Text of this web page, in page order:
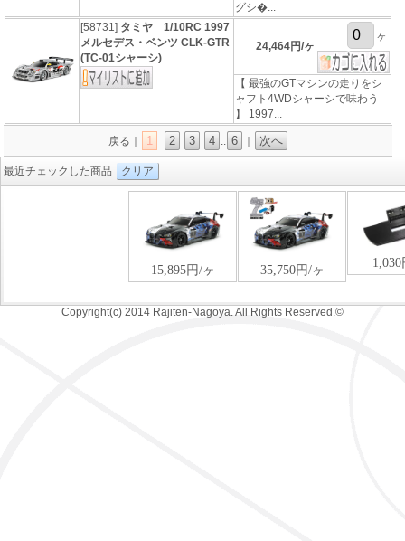
グシ�...
[58731] タミヤ 1/10RC 1997
メルセデス・ベンツ CLK-GTR
(TC-01シャーシ)
24,464円/ヶ
ヶ
【 最強のGTマシンの走りをシ
ャフト4WDシャーシで味わう
】 1997...
戻る｜ 1 2 3 4 .. 6 次へ
最近チェックした商品 クリア
Copyright(c) 2014 Rajiten-Nagoya. All Rights Reserved.©